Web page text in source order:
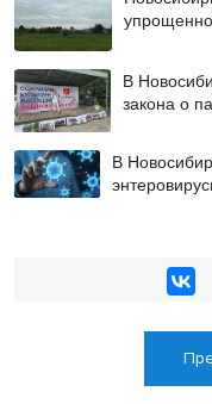
В
закона о
В